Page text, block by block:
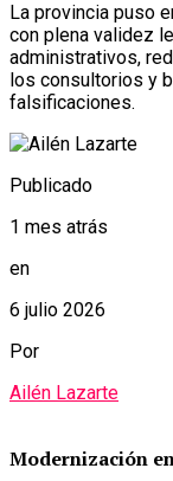
La provincia puso
con plena validez
administrativos,
los consultorios y
falsificaciones.
Publicado
1 mes atrás
en
6 julio 2026
Por
Ailén Lazarte
Modernización